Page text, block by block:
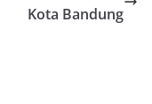
Kota Bandung